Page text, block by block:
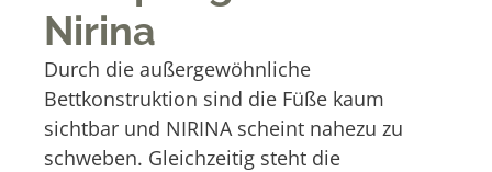
Nirina
Durch die außergewöhnliche
Bettkonstruktion sind die Füße kaum
sichtbar und NIRINA scheint nahezu zu
schweben. Gleichzeitig steht die